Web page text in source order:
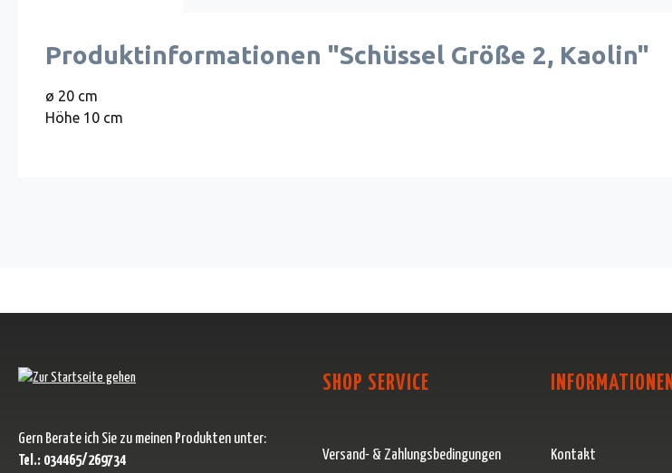
Produktinformationen "Schüssel Größe 2, Kaolin"
ø 20 cm
Höhe 10 cm
Gern Berate ich Sie zu meinen Produkten unter:
Tel.: 034465/269734
SHOP SERVICE
Versand- & Zahlungsbedingungen
INFORMATIONEN
Kontakt